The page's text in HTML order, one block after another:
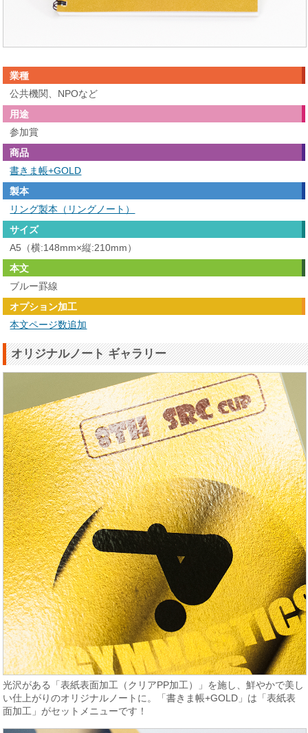
業種
公共機関、NPOなど
用途
参加賞
商品
書きま帳+GOLD
製本
リング製本（リングノート）
サイズ
A5（横:148mm×縦:210mm）
本文
ブルー罫線
オプション加工
本文ページ数追加
オリジナルノート ギャラリー
光沢がある「表紙表面加工（クリアPP加工）」を施し、鮮やかで美し
い仕上がりのオリジナルノートに。「書きま帳+GOLD」は「表紙表
面加工」がセットメニューです！